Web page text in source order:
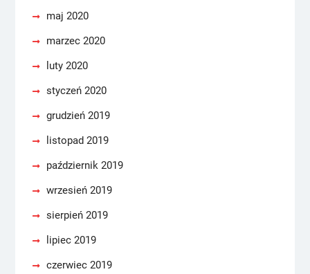
maj 2020
marzec 2020
luty 2020
styczeń 2020
grudzień 2019
listopad 2019
październik 2019
wrzesień 2019
sierpień 2019
lipiec 2019
czerwiec 2019